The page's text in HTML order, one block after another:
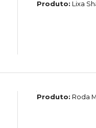
Produto: Lixa
Produto: Roda